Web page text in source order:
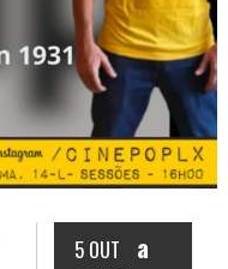
5 OUT a